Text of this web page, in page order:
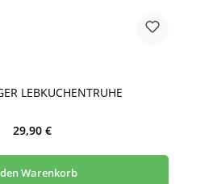
LEBKUCHENTRUHE
Regulärer Preis:
29,90 €
Warenkorb